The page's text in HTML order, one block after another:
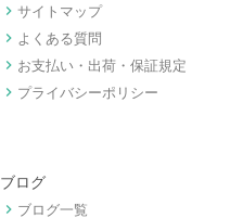
keyboard_arrow_right サイトマップ
keyboard_arrow_right よくある質問
keyboard_arrow_right お支払い・出荷・保証規定
keyboard_arrow_right プライバシーポリシー
ブログ
keyboard_arrow_right ブログ一覧